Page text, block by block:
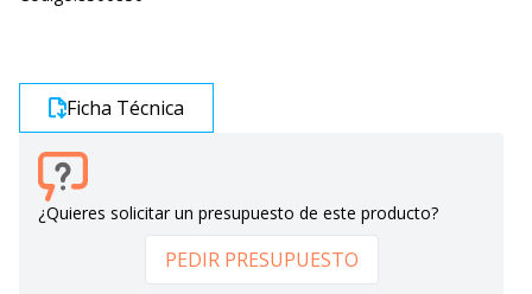
Ficha Técnica
¿Quieres solicitar un presupuesto de este producto?
PEDIR PRESUPUESTO